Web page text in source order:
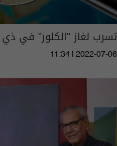
تسرب لغاز "الكلور" في
11:34 | 2022-07-06